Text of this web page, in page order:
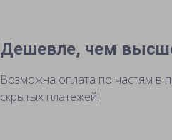
Дешевле, чем
Возможна оплата по частям в
скрытых платежей!